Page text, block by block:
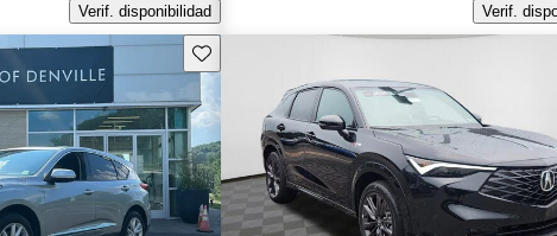
Verif. disponibilidad
Verif.
Guarda este Aviso